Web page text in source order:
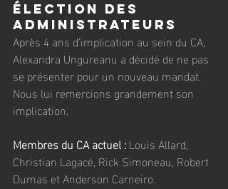
Élection des
administrateurs
Après 4 ans d’implication au sein du CA,
Alexandra Ungureanu a décidé de ne pas
se présenter pour un nouveau mandat.
Nous lui remercions grandement son
implication.
Membres du CA actuel : Louis Allard,
Christian Lagacé, Rick Simoneau, Robert
Dumas et Anderson Carneiro.